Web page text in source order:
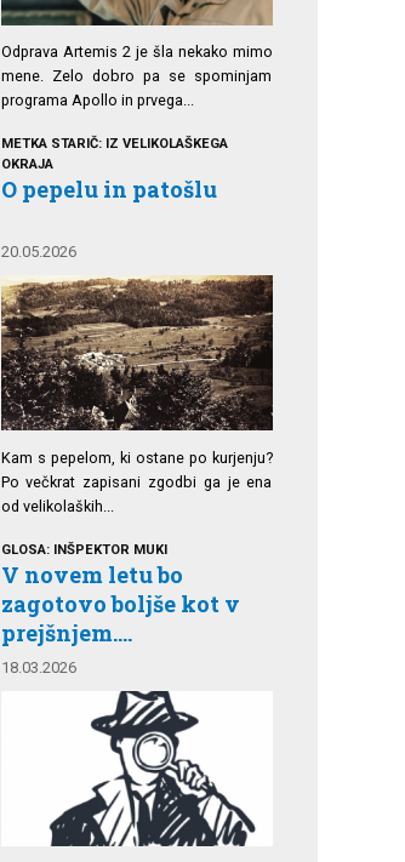
Odprava Artemis 2 je šla nekako mimo
mene. Zelo dobro pa se spominjam
programa Apollo in prvega...
METKA STARIČ: IZ VELIKOLAŠKEGA
OKRAJA
O pepelu in patošlu
20.05.2026
Kam s pepelom, ki ostane po kurjenju?
Po večkrat zapisani zgodbi ga je ena
od velikolaških...
GLOSA: INŠPEKTOR MUKI
V novem letu bo
zagotovo boljše kot v
prejšnjem....
18.03.2026